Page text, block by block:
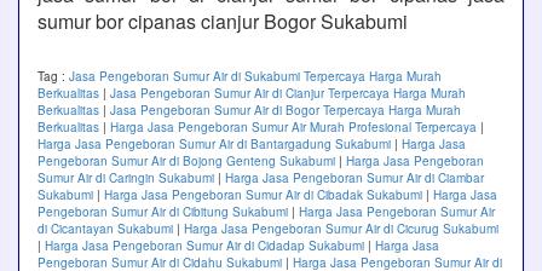
sumur bor cipanas cianjur Bogor Sukabumi
Tag : Jasa Pengeboran Sumur Air di Sukabumi Terpercaya Harga Murah
Berkualitas | Jasa Pengeboran Sumur Air di Cianjur Terpercaya Harga Murah
Berkualitas | Jasa Pengeboran Sumur Air di Bogor Terpercaya Harga Murah
Berkualitas | Harga Jasa Pengeboran Sumur Air Murah Profesional Terpercaya |
Harga Jasa Pengeboran Sumur Air di Bantargadung Sukabumi | Harga Jasa
Pengeboran Sumur Air di Bojong Genteng Sukabumi | Harga Jasa Pengeboran
Sumur Air di Caringin Sukabumi | Harga Jasa Pengeboran Sumur Air di Ciambar
Sukabumi | Harga Jasa Pengeboran Sumur Air di Cibadak Sukabumi | Harga Jasa
Pengeboran Sumur Air di Cibitung Sukabumi | Harga Jasa Pengeboran Sumur Air
di Cicantayan Sukabumi | Harga Jasa Pengeboran Sumur Air di Cicurug Sukabumi
| Harga Jasa Pengeboran Sumur Air di Cidadap Sukabumi | Harga Jasa
Pengeboran Sumur Air di Cidahu Sukabumi | Harga Jasa Pengeboran Sumur Air di